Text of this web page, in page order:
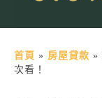
土地貸款
首頁 » 房屋貸款 »
次看！